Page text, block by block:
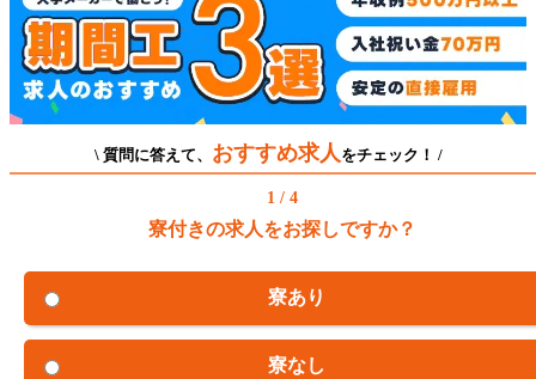
\ 質問に答えて、 おすすめ求人 をチェック！ /
1 / 4
寮付きの求人をお探しですか？
寮あり
寮なし